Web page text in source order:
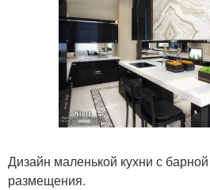
Дизайн маленькой кухни с
размещения.